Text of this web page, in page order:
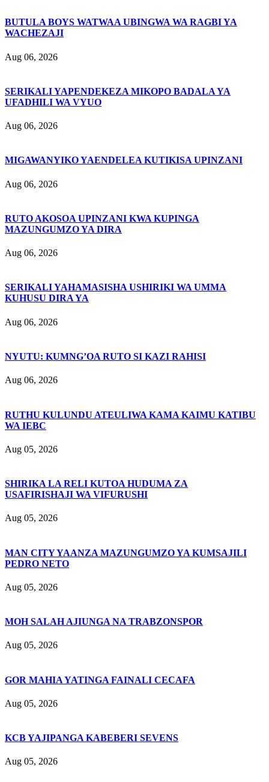
BUTULA BOYS WATWAA UBINGWA WA RAGBI YA
WACHEZAJI
Aug 06, 2026
SERIKALI YAPENDEKEZA MIKOPO BADALA YA
UFADHILI WA VYUO
Aug 06, 2026
MIGAWANYIKO YAENDELEA KUTIKISA UPINZANI
Aug 06, 2026
RUTO AKOSOA UPINZANI KWA KUPINGA
MAZUNGUMZO YA DIRA
Aug 06, 2026
SERIKALI YAHAMASISHA USHIRIKI WA UMMA
KUHUSU DIRA YA
Aug 06, 2026
NYUTU: KUMNG’OA RUTO SI KAZI RAHISI
Aug 06, 2026
RUTHU KULUNDU ATEULIWA KAMA KAIMU KATIBU
WA IEBC
Aug 05, 2026
SHIRIKA LA RELI KUTOA HUDUMA ZA
USAFIRISHAJI WA VIFURUSHI
Aug 05, 2026
MAN CITY YAANZA MAZUNGUMZO YA KUMSAJILI
PEDRO NETO
Aug 05, 2026
MOH SALAH AJIUNGA NA TRABZONSPOR
Aug 05, 2026
GOR MAHIA YATINGA FAINALI CECAFA
Aug 05, 2026
KCB YAJIPANGA KABEBERI SEVENS
Aug 05, 2026